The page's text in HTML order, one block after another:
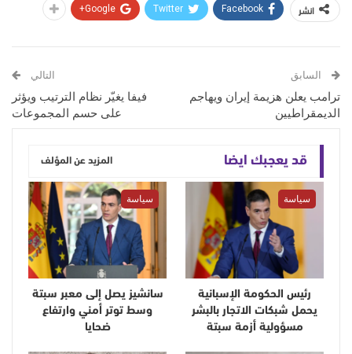
انشر Facebook
Twitter
Google+
السابق
ترامب يعلن هزيمة إيران ويهاجم
الديمقراطيين
التالي
فيفا يغيّر نظام الترتيب ويؤثر
على حسم المجموعات
قد يعجبك ايضا المزيد عن المؤلف
سياسة
رئيس الحكومة الإسبانية
يحمل شبكات الاتجار بالبشر
مسؤولية أزمة سبتة
سياسة
سانشيز يصل إلى معبر سبتة
وسط توتر أمني وارتفاع
ضحايا